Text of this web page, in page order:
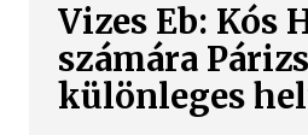
Vizes Eb: Kós
számára Párizs
különleges